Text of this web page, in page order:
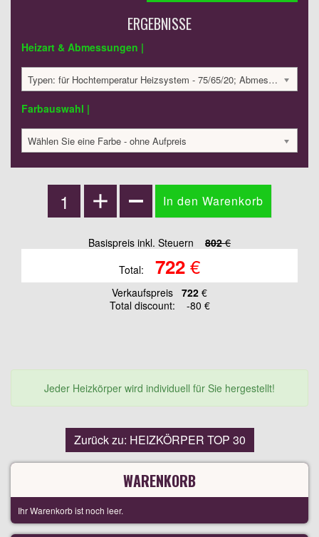
ERGEBNISSE
Heizart & Abmessungen |
Typen: für Hochtemperatur Heizsystem - 75/65/20; Abmessungen: 430x504x102mm; 115 Watt:; 802.26 €
Farbauswahl |
Wählen Sie eine Farbe - ohne Aufpreis
Basispreis inkl. Steuern 802€
Total:
722€
Verkaufspreis 722 €
Total discount:
-80 €
Jeder Heizkörper wird individuell für Sie hergestellt!
Zurück zu: HEIZKÖRPER TOP 30
WARENKORB
Ihr Warenkorb ist noch leer.